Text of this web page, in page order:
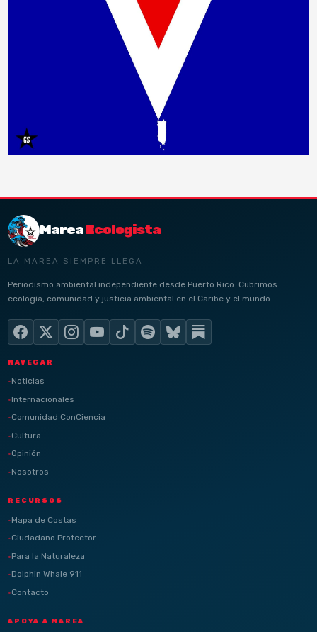
MareaEcologista
LA MAREA SIEMPRE LLEGA
Periodismo ambiental independiente desde Puerto Rico. Cubrimos
ecología, comunidad y justicia ambiental en el Caribe y el mundo.
NAVEGAR
Noticias
Internacionales
Comunidad ConCiencia
Cultura
Opinión
Nosotros
RECURSOS
Mapa de Costas
Ciudadano Protector
Para la Naturaleza
Dolphin Whale 911
Contacto
APOYA A MAREA